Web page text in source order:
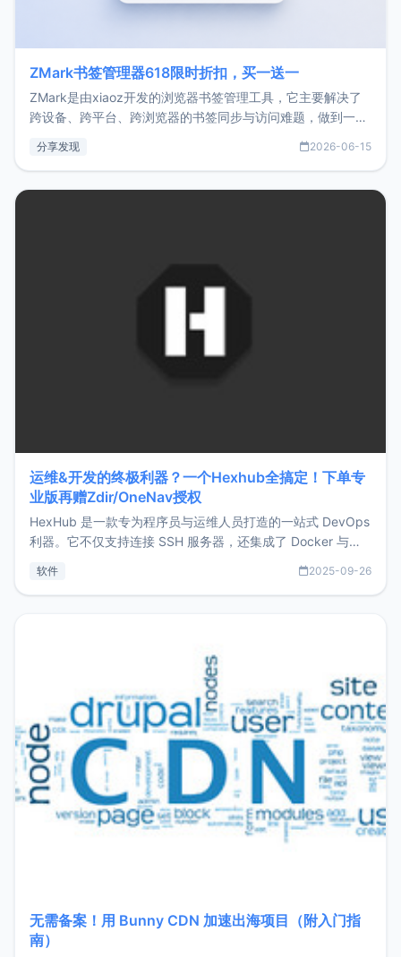
ZMark书签管理器618限时折扣，买一送一
ZMark是由xiaoz开发的浏览器书签管理工具，它主要解决了
跨设备、跨平台、跨浏览器的书签同步与访问难题，做到一处
用，让管理更高效。ZMark官网地址：
分享发现 2026-06-15
运维&开发的终极利器？一个Hexhub全搞定！下单专
业版再赠Zdir/OneNav授权
HexHub 是一款专为程序员与运维人员打造的一站式 DevOps
利器。它不仅支持连接 SSH 服务器，还集成了 Docker 与常
件间频繁切换，仅凭 HexHub 即可同时搞定运维与数据库操
软件 2025-09-26
无需备案！用 Bunny CDN 加速出海项目（附入门指
南）